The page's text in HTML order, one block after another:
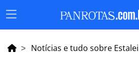
Menu
Principal
Notícias e tudo sobre